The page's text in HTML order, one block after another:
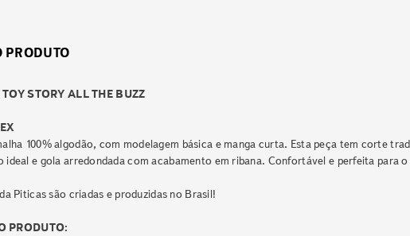
PRODUTO
STORY ALL THE BUZZ
100% algodão, com modelagem básica e manga curta. Esta peça tem corte
e gola arredondada com acabamento em ribana. Confortável e perfeita para
Piticas são criadas e produzidas no Brasil!
PRODUTO: